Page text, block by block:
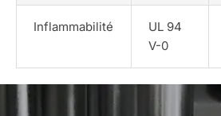
Inflammabilité
UL 94
V-0